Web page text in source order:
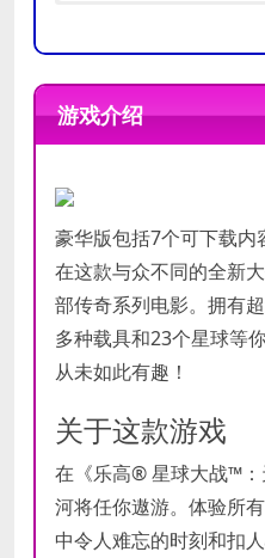
Radeon
DirectX
R9 290
DirectX
游戏介绍
豪华版包括7个可下载内
在这款与众不同的全新
部传奇系列电影。拥有
多种载具和23个星球等
从未如此有趣！
关于这款游戏
在《乐高® 星球大战™
河将任你遨游。体验所
中令人难忘的时刻和扣